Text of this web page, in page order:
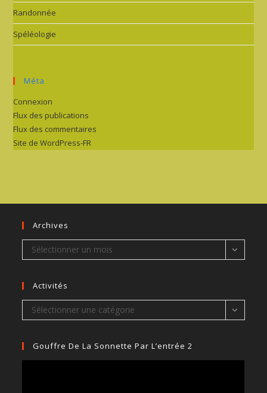
Randonnée
Spéléologie
Méta
Connexion
Flux des publications
Flux des commentaires
Site de WordPress-FR
Archives
Archives
Sélectionner un mois
Activités
Activités
Sélectionner une catégorie
Gouffre De La Sonnette Par L’entrée 2